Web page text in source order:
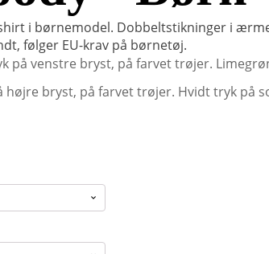
i børnemodel. Dobbeltstikninger i
følger EU-krav på børnetøj.
på venstre bryst, på farvet trøjer.
højre bryst, på farvet trøjer. Hvidt tryk på